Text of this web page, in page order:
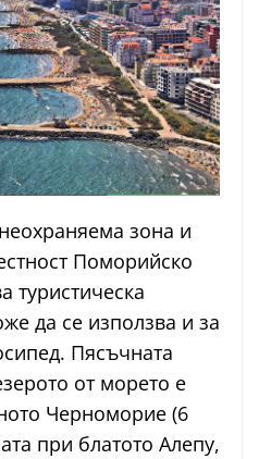
зона и
Поморийско
туристическа
да се използва и за
Пясъчната
от морето е
Черноморие (6
при блатото Алепу,